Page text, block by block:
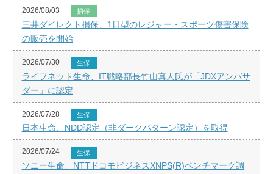
2026/08/03 損保
三井ダイレクト損保、1日型のレジャー・スポーツ傷害保険
の販売を開始
2026/07/30 生保
ライフネット生命、IT戦略部長竹山真人氏が「JDXアンバサ
ダー」に認定
2026/07/28 生保
日本生命、NDD認定（非ダークパターン認定）を取得
2026/07/24 生保
ソニー生命、NTTドコモビジネスXNPS(R)ベンチマーク調